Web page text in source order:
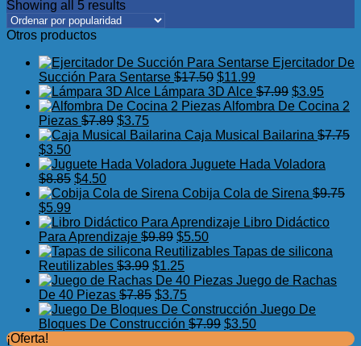
Showing all 5 results
Otros productos
Ejercitador De
Succión Para Sentarse $17.50 El
precio
original
$17.50.
$11.99
precio
actual
$11.99.
Lámpara 3D Alce $7.99 El
precio
era:
$3.95El
precio
es:
Alfombra De Cocina 2
Piezas $7.89 El
precio
era:
$3.75El
precio
es:
Caja Musical Bailarina $7.75
El
precio
original
era:
$7.75.
$3.50El
precio
actual
es:
Juguete Hada Voladora
$8.85 El
precio
era:
$8.85.
$4.50El
precio
es:
$4.50.
Cobija Cola de Sirena $9.75
El
precio
original
era:
$9.75.
$5.99
precio
actual
es:
$5.99.
Libro Didáctico
Para Aprendizaje $9.89 El
precio
original
era:
$9.89.
$5.50El
precio
es:
Tapas de silicona
Reutilizables $3.99 El
precio
original
era:
$3.99.
$1.25El
precio
actual
es:
$1.25.
Juego de Rachas
De 40 Piezas $7.85 El
precio
original
$3.75El
precio
actual
Juego De
Bloques De Construcción $7.99 El
$3.50El
¡Oferta!